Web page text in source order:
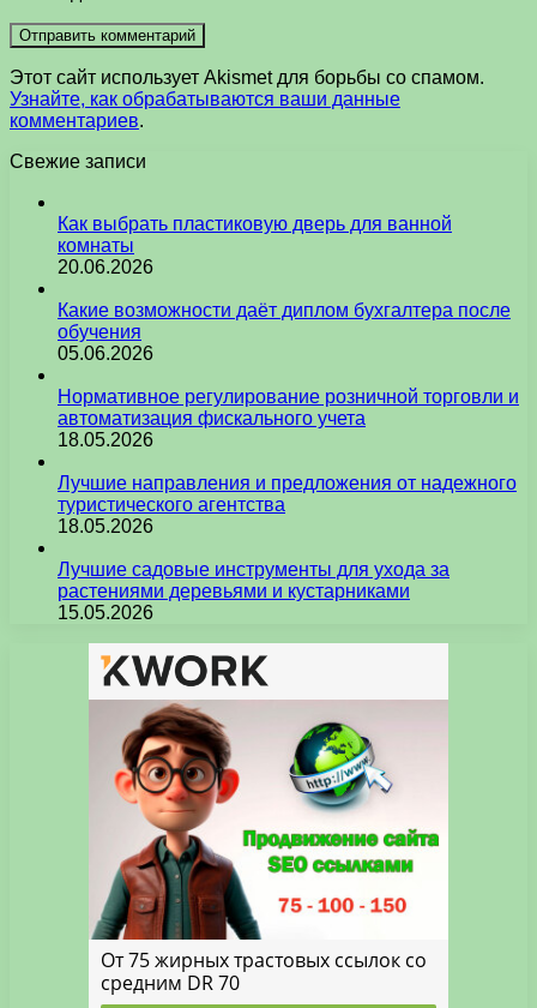
Этот сайт использует Akismet для борьбы со спамом.
Узнайте, как обрабатываются ваши данные
комментариев.
Свежие записи
Как выбрать пластиковую дверь для ванной
комнаты
20.06.2026
Какие возможности даёт диплом бухгалтера после
обучения
05.06.2026
Нормативное регулирование розничной торговли и
автоматизация фискального учета
18.05.2026
Лучшие направления и предложения от надежного
туристического агентства
18.05.2026
Лучшие садовые инструменты для ухода за
растениями деревьями и кустарниками
15.05.2026